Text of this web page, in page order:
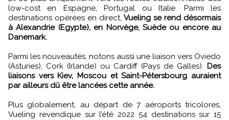
low-cost en Espagne, Portugal ou Italie. Parmi les
destinations opérées en direct,Vueling se rend désormais
à Alexandrie (Egypte), en Norvège, Suède ou encore au
Danemark.
Parmi les nouveautés, notons aussi une liaison vers Oviedo
(Asturies), Cork (Irlande) ou Cardiff (Pays de Galles). Des
liaisons vers Kiev, Moscou et Saint-Pétersbourg auraient
par ailleurs dû être lancées cette année.
Plus globalement, au départ de 7 aéroports tricolores,
Vueling revendique sur l’été 2022 54 destinations sur 15